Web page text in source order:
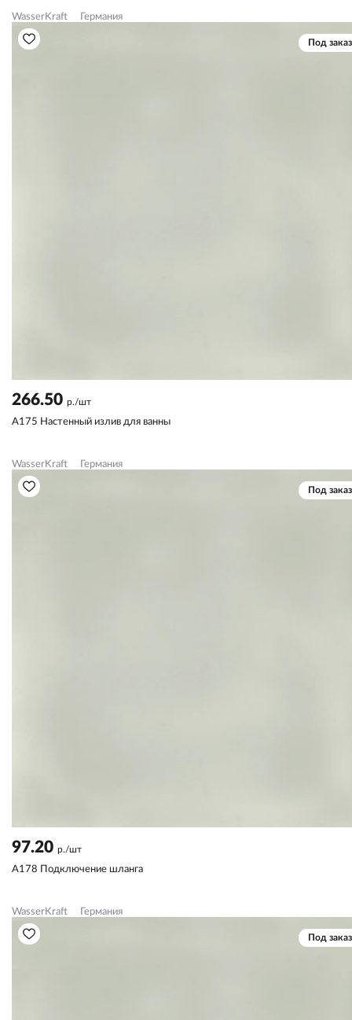
WasserKraft Германия
Под заказ
266.50 р./шт
A175 Настенный излив для ванны
WasserKraft Германия
Под заказ
97.20 р./шт
A178 Подключение шланга
WasserKraft Германия
Под заказ